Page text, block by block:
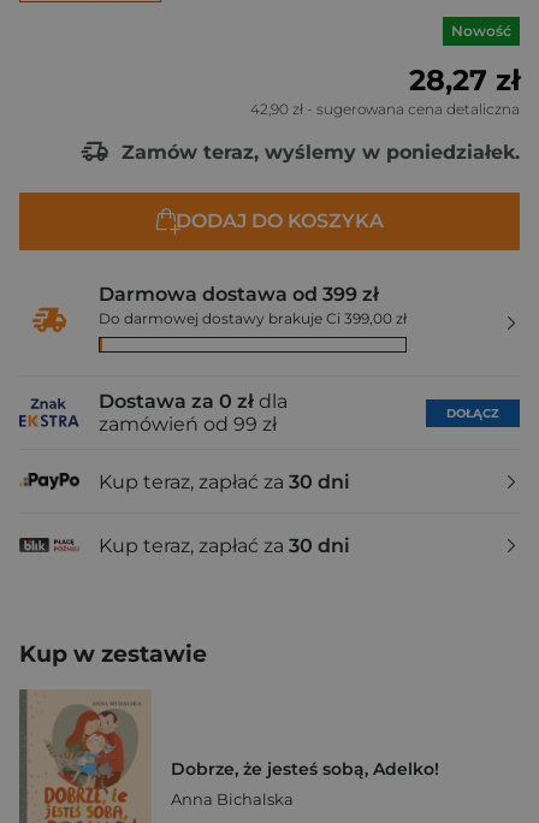
Nowość
28,27 zł
42,90 zł - sugerowana cena detaliczna
Zamów teraz, wyślemy w poniedziałek.
DODAJ DO KOSZYKA
Darmowa dostawa od 399 zł
Do darmowej dostawy brakuje Ci 399,00 zł
Dostawa za 0 zł dla
zamówień od 99 zł
DOŁĄCZ
Kup teraz, zapłać za 30 dni
Kup teraz, zapłać za 30 dni
Kup w zestawie
Dobrze, że jesteś sobą, Adelko!
Anna Bichalska